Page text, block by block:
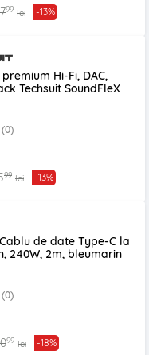
99 lei -13%
Hi-Fi, DAC,
Techsuit SoundFleX
(0)
99 lei -13%
de date Type-C la
240W, 2m, bleumarin
(0)
99 lei -18%